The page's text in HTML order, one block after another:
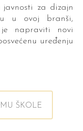
javnosti za dizajn
u ovoj branši,
napraviti novi
uređenju
ŠKOLE